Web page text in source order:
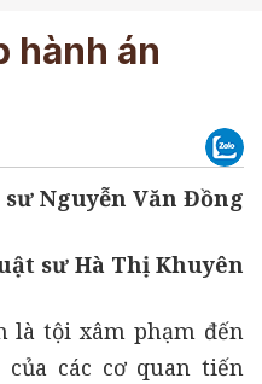
hành án
Nguyễn Văn Đồng
sư Hà Thị Khuyên
là tội xâm phạm đến
các cơ quan tiến